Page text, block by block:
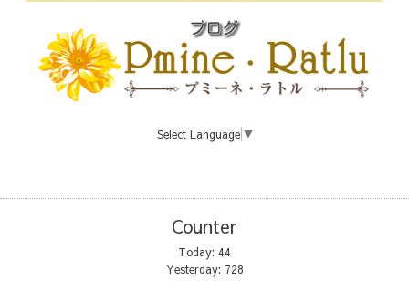
Select Language ▼
Counter
Today: 44
Yesterday: 728